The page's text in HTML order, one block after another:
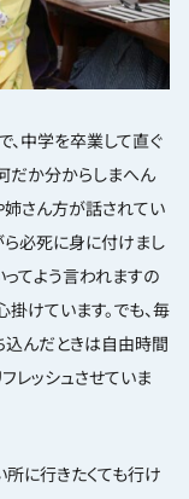
、中学を卒業して直ぐ
だか分からしまへん
姉さん方が話されてい
必死に身に付けまし
てよう言われますの
けています。でも、毎
込んだときは自由時間
レッシュさせていま
に行きたくても行け